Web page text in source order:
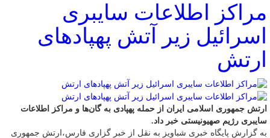
مراکز اطلاعات سایبری
اسرائیل زیر آتش پهپاد‌های
ارتش
ارتش جمهوری اسلامی ایران از حمله پهپادی به گان‌ها و مراکز اطلاعات
سایبری رژیم صهیونیستی خبر داد.
به گزارش پایگاه خبری شباویز به نقل از خبر گزاری فارس،ارتش جمهوری